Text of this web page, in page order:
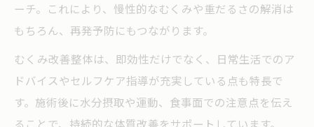
ーチ。これにより、慢性的なむくみや重だるさの解消は
もちろん、再発予防にもつながります。
むくみ改善整体は、即効性だけでなく、日常生活でのア
ドバイスやセルフケア指導が充実している点も特長で
す。施術後に水分摂取や運動、食事面での注意点を伝え
ることで、持続的な体質改善をサポートしています。